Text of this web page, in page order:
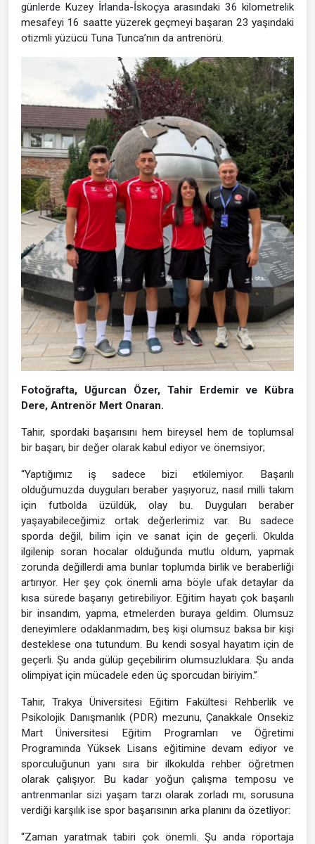
günlerde Kuzey İrlanda-İskoçya arasındaki 36 kilometrelik
mesafeyi 16 saatte yüzerek geçmeyi başaran 23 yaşındaki
otizmli yüzücü Tuna Tunca’nın da antrenörü.
Fotoğrafta, Uğurcan Özer, Tahir Erdemir ve Kübra
Dere, Antrenör Mert Onaran.
Tahir, spordaki başarısını hem bireysel hem de toplumsal
bir başarı, bir değer olarak kabul ediyor ve önemsiyor;
“Yaptığımız iş sadece bizi etkilemiyor. Başarılı
olduğumuzda duyguları beraber yaşıyoruz, nasıl milli takım
için futbolda üzüldük, olay bu. Duyguları beraber
yaşayabileceğimiz ortak değerlerimiz var. Bu sadece
sporda değil, bilim için ve sanat için de geçerli. Okulda
ilgilenip soran hocalar olduğunda mutlu oldum, yapmak
zorunda değillerdi ama bunlar toplumda birlik ve beraberliği
artırıyor. Her şey çok önemli ama böyle ufak detaylar da
kısa sürede başarıyı getirebiliyor. Eğitim hayatı çok başarılı
bir insandım, yapma, etmelerden buraya geldim. Olumsuz
deneyimlere odaklanmadım, beş kişi olumsuz baksa bir kişi
desteklese ona tutundum. Bu kendi sosyal hayatım için de
geçerli. Şu anda gülüp geçebilirim olumsuzluklara. Şu anda
olimpiyat için mücadele eden üç sporcudan biriyim.”
Tahir, Trakya Üniversitesi Eğitim Fakültesi Rehberlik ve
Psikolojik Danışmanlık (PDR) mezunu, Çanakkale Onsekiz
Mart Üniversitesi Eğitim Programları ve Öğretimi
Programında Yüksek Lisans eğitimine devam ediyor ve
sporculuğunun yanı sıra bir ilkokulda rehber öğretmen
olarak çalışıyor. Bu kadar yoğun çalışma temposu ve
antrenmanlar sizi yaşam tarzı olarak zorladı mı, sorusuna
verdiği karşılık ise spor başarısının arka planını da özetliyor:
“Zaman yaratmak tabiri çok önemli. Şu anda röportaja